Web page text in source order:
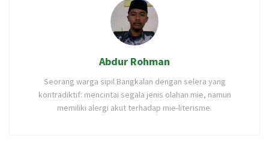
Abdur Rohman
Seorang warga sipil Bangkalan dengan selera yang
kontradiktif: mencintai segala jenis olahan mie, namun
memiliki alergi akut terhadap mie-literisme.